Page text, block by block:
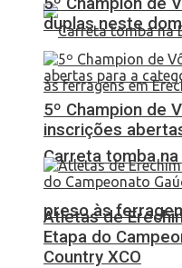
Carreta tomba
preso às
duplas neste
5º Champion de
inscrições
Atletas de
Etapa do
Country XCO